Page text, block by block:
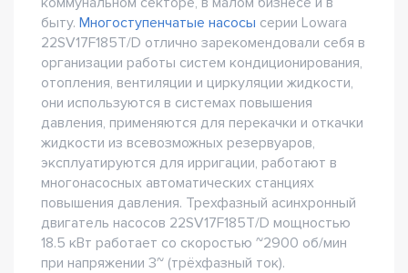
быту. Многоступенчатые насосы серии Lowara
22SV17F185T/D отлично зарекомендовали себя в
организации работы систем кондиционирования,
отопления, вентиляции и циркуляции жидкости,
они используются в системах повышения
давления, применяются для перекачки и откачки
жидкости из всевозможных резервуаров,
эксплуатируются для ирригации, работают в
многонасосных автоматических станциях
повышения давления. Трехфазный асинхронный
двигатель насосов 22SV17F185T/D мощностью
18.5 кВт работает со скоростью ~2900 об/мин
при напряжении 3~ (трёхфазный ток).